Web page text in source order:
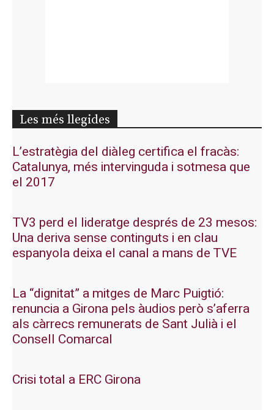
Les més llegides
L’estratègia del diàleg certifica el fracàs:
Catalunya, més intervinguda i sotmesa que
el 2017
TV3 perd el lideratge després de 23 mesos:
Una deriva sense continguts i en clau
espanyola deixa el canal a mans de TVE
La “dignitat” a mitges de Marc Puigtió:
renuncia a Girona pels àudios però s’aferra
als càrrecs remunerats de Sant Julià i el
Consell Comarcal
Crisi total a ERC Girona